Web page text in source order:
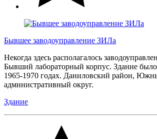
Бывшее заводоуправление ЗИЛа
Некогда здесь располагалось
Бывший лабораторный корпус. Здание было
1965-1970 годах. Даниловский район,
административный округ.
Здание